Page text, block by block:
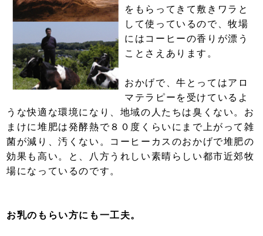
をもらってきて敷きワラと
して使っているので、牧場
にはコーヒーの香りが漂う
ことさえあります。
おかげで、牛とってはアロ
マテラピーを受けているよ
うな快適な環境になり、地域の人たちは臭くない。お
まけに堆肥は発酵熱で８０度くらいにまで上がって雑
菌が減り、汚くない。コーヒーカスのおかげで堆肥の
効果も高い。と、八方うれしい素晴らしい都市近郊牧
場になっているのです。
お乳のもらい方にも一工夫。